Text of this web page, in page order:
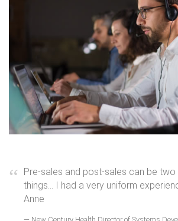
Pre-sales and post-sales can be
things... I had a very uniform
Anne